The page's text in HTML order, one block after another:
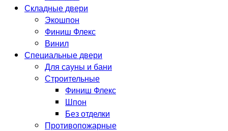
Складные двери
Экошпон
Финиш Флекс
Винил
Специальные двери
Для сауны и бани
Строительные
Финиш Флекс
Шпон
Без отделки
Противопожарные